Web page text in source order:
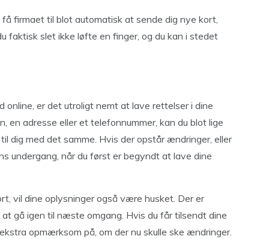
firmaet til blot automatisk at sende dig nye kort,
faktisk slet ikke løfte en finger, og du kan i stedet
er det utroligt nemt at lave rettelser i dine
en adresse eller et telefonnummer, kan du blot lige
dig med det samme. Hvis der opstår ændringer, eller
undergang, når du først er begyndt at lave dine
vil dine oplysninger også være husket. Der er
gå igen til næste omgang. Hvis du får tilsendt dine
opmærksom på, om der nu skulle ske ændringer.